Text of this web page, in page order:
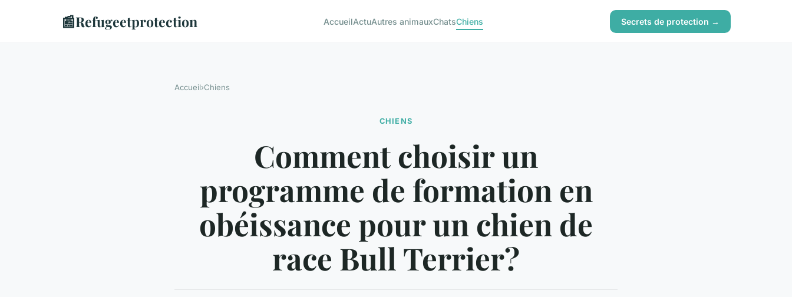
📰Refugeetprotection AccueilActuAutres animauxChatsChiens Secrets de protection →
Accueil›Chiens
CHIENS
Comment choisir un
programme de formation en
obéissance pour un chien de
race Bull Terrier?